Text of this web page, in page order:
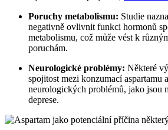
Poruchy metabolismu: Studie
negativně ovlivnit funkci hormonů
metabolismu, což může vést k
poruchám.
Neurologické problémy: Některé
spojitost mezi konzumací aspartamu
neurologických problémů, jako jsou
deprese.